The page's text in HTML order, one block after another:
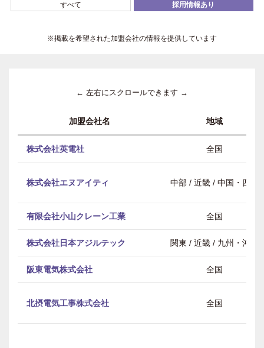
すべて 採用情報あり
※掲載を希望された加盟会社の情報を提供しています
← 左右にスクロールできます →
加盟会社名 地域
株式会社英電社 全国
株式会社エヌアイティ 中部 / 近畿 / 中国・四国
有限会社小山クレーン工業 全国
株式会社日本アジルテック 関東 / 近畿 / 九州・沖縄
阪東電気株式会社 全国
北摂電気工事株式会社 全国